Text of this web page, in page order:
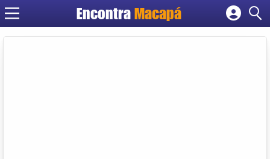
EncontraMacapá
Cadastrar empresa